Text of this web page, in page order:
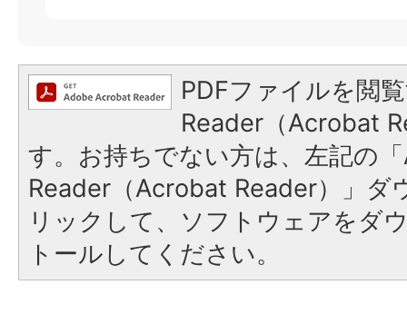
PDFファイルを閲
Reader（Acrobat
す。お持ちでない方は、左記の
Reader（Acrobat Reader）」ダ
リックして、ソフトウェアをダ
トールしてください。